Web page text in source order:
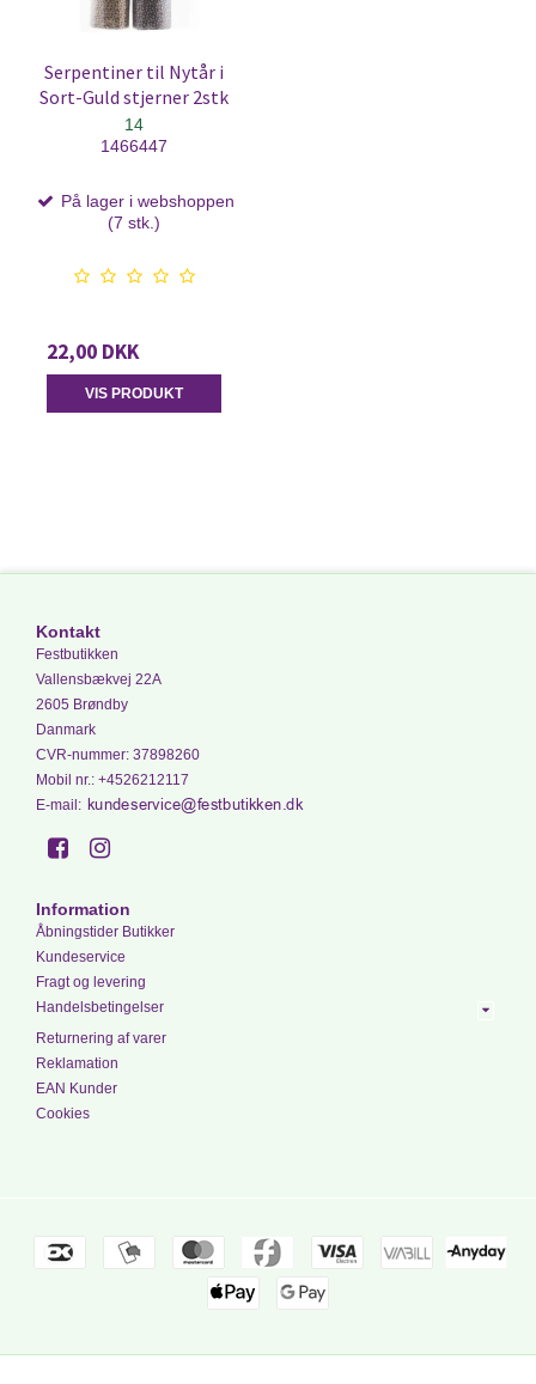
Serpentiner til Nytår i
Sort-Guld stjerner 2stk
14
1466447
På lager i webshoppen
(7 stk.)
22,00 DKK
VIS PRODUKT
Kontakt
Festbutikken
Vallensbækvej 22A
2605 Brøndby
Danmark
CVR-nummer: 37898260
Mobil nr.: +4526212117
E-mail :
Information
Åbningstider Butikker
Kundeservice
Fragt og levering
Handelsbetingelser
Returnering af varer
Reklamation
EAN Kunder
Cookies